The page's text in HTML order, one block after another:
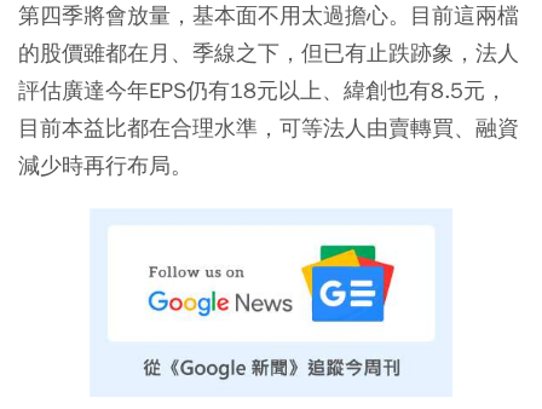
第四季將會放量，基本面不用太過擔心。目前這兩檔
的股價雖都在月、季線之下，但已有止跌跡象，法人
評估廣達今年EPS仍有18元以上、緯創也有8.5元，
目前本益比都在合理水準，可等法人由賣轉買、融資
減少時再行布局。